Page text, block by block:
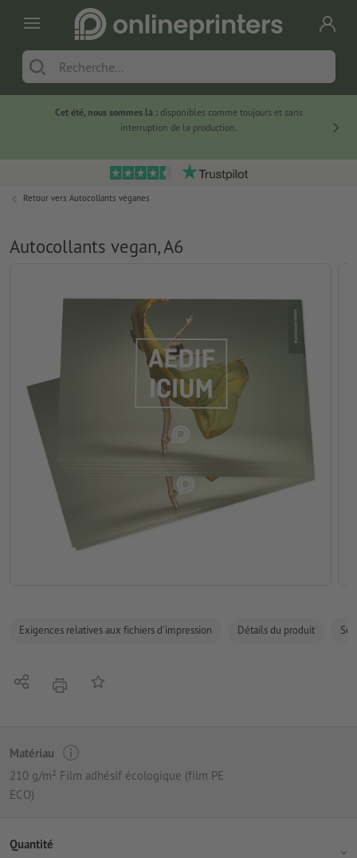
Cet été, nous sommes là :disponibles comme toujours et sans
interruption de la production.
Retour vers Autocollants véganes
Autocollants vegan, A6
Exigences relatives aux fichiers d'impression Détails du produit
PartagerimprimerAjouter à liste d'article
Matériau
210 g/m² Film adhésif écologique (film PE
ECO)
Quantité